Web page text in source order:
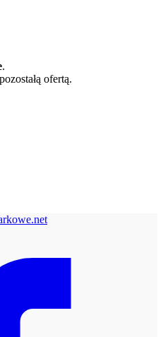
.
ofertą.